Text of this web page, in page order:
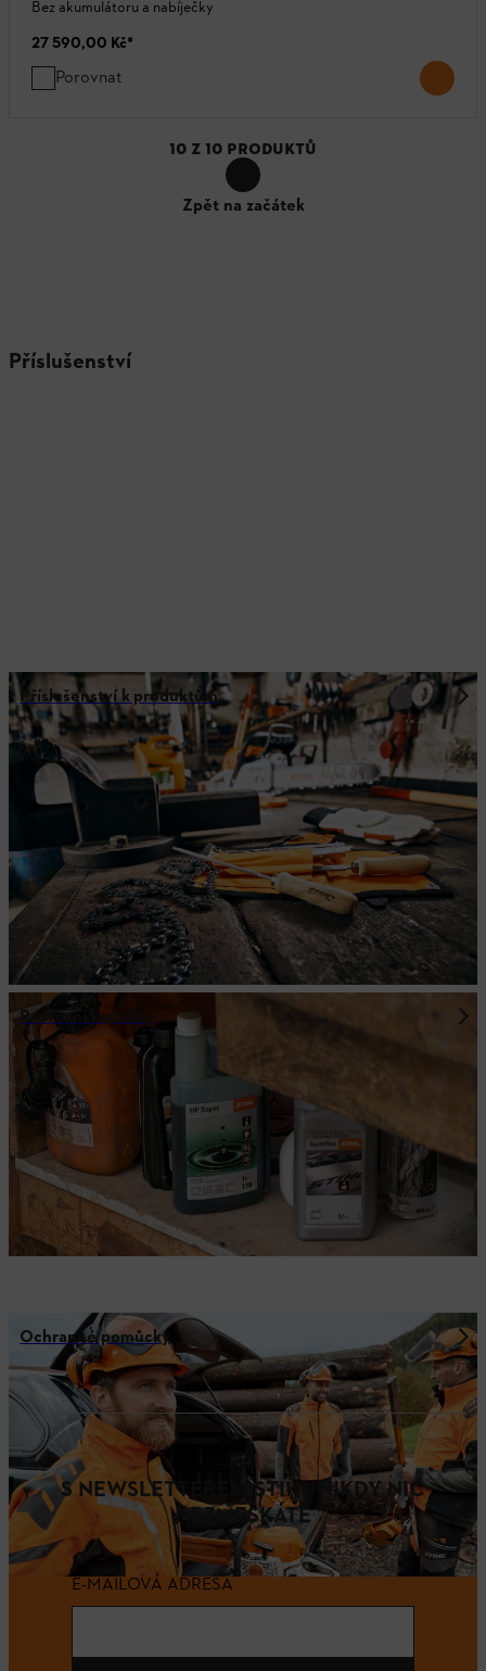
Bez akumulátoru a nabíječky
27 590,00 Kč*
Porovnat
10 Z 10 PRODUKTŮ
Zpět na začátek
Příslušenství
Příslušenství k produktům
Provozní kapaliny
Ochranné pomůcky
S NEWSLETTEREM STIHL NIKDY NIC
NEZMEŠKÁTE
E-MAILOVÁ ADRESA